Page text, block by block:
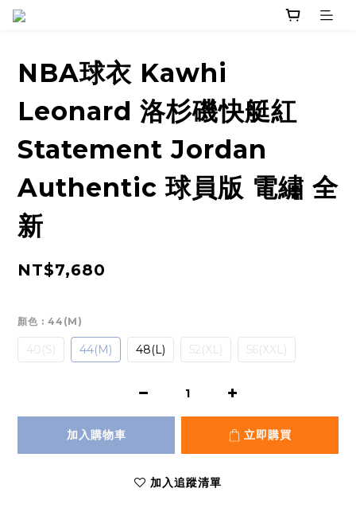
NBA球衣 Kawhi
Leonard 洛杉磯快艇紅
Statement Jordan
Authentic 球員版 電繡 全
新
NT$7,680
顏色 : 44(M)
40(S) 44(M) 48(L) 52(XL) 56(XXL)
加入購物車 立即購買
加入追蹤清單